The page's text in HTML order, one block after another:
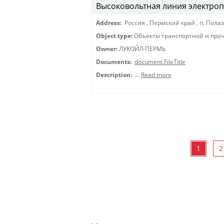
Высоковольтная линия
Address: Россия , Пермский край , п.
Object type: Объекты транспортной и
Owner: ЛУКОЙЛ-ПЕРМЬ
Documents: document.FileTitle
Description: … Read more
1 2